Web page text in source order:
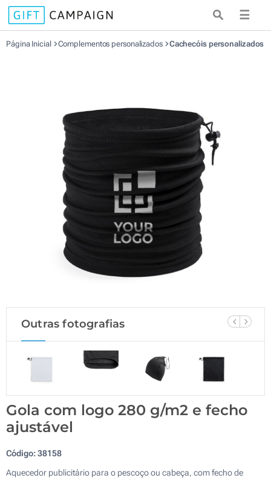
☰
Página Inicial Complementos personalizados Cachecóis personalizados
Outras fotografias
Gola com logo 280 g/m2 e fecho
ajustável
Código:38158
Aquecedor publicitário para o pescoço ou cabeça, com fecho de